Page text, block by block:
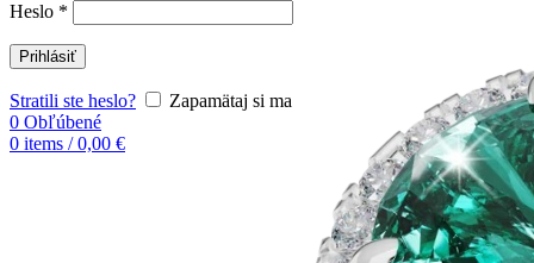
Heslo *
Prihlásiť
Stratili ste heslo?
Zapamätaj si ma
0 Obľúbené
0 items / 0,00 €